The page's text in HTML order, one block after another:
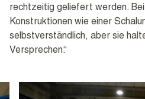
rechtzeitig geliefert werden.
Konstruktionen wie einer
selbstverständlich, aber sie
Versprechen.“